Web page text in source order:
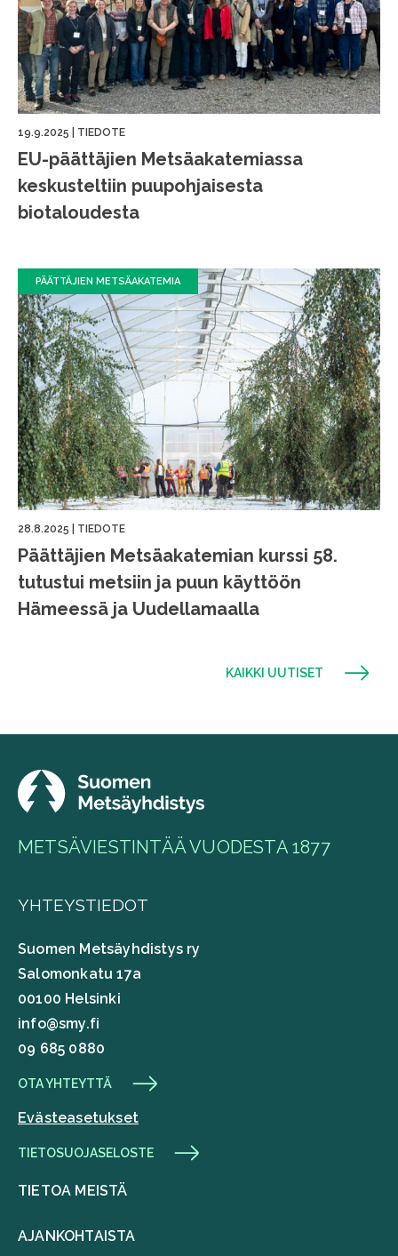
19.9.2025 TIEDOTE
EU-päättäjien Metsäakatemiassa
keskusteltiin puupohjaisesta
biotaloudesta
PÄÄTTÄJIEN METSÄAKATEMIA
28.8.2025 TIEDOTE
Päättäjien Metsäakatemian kurssi 58.
tutustui metsiin ja puun käyttöön
Hämeessä ja Uudellamaalla
KAIKKI UUTISET
METSÄVIESTINTÄÄ VUODESTA 1877
YHTEYSTIEDOT
Suomen Metsäyhdistys ry
Salomonkatu 17a
00100 Helsinki
info@smy.fi
09 685 0880
OTA YHTEYTTÄ
Evästeasetukset
TIETOSUOJASELOSTE
TIETOA MEISTÄ
AJANKOHTAISTA